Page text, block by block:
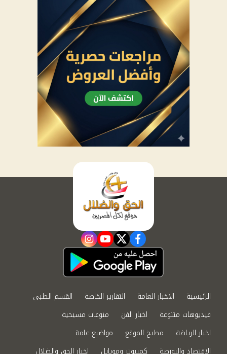
facebook
twitter
youtube
instagram
الرئيسية الاخبار العامة التقارير الخاصة
القسم الطبي
فيديوهات متنوعة
اخبار الفن
منوعات مسيحية
اخبار الرياضة
مطبخ الموقع
مواضيع عامة
الاقتصاد والبورصة
كمبيوتر وموبايل اخبار الحق والضلال